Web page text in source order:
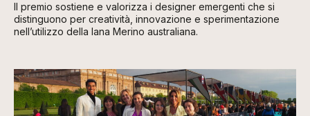
Il premio sostiene e valorizza i designer emergenti che si
distinguono per creatività, innovazione e sperimentazione
nell’utilizzo della lana Merino australiana.